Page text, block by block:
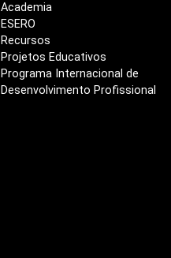
Academia
ESERO
Recursos
Projetos Educativos
Programa Internacional de
Desenvolvimento Profissional